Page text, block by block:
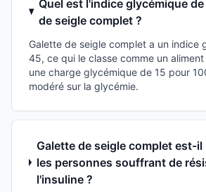
Quel est l'indice glycémique
de seigle complet ?
Galette de seigle complet a un indice
45, ce qui le classe comme un aliment
une charge glycémique de 15 pour
modéré sur la glycémie.
Galette de seigle complet est-
les personnes souffrant de
l'insuline ?